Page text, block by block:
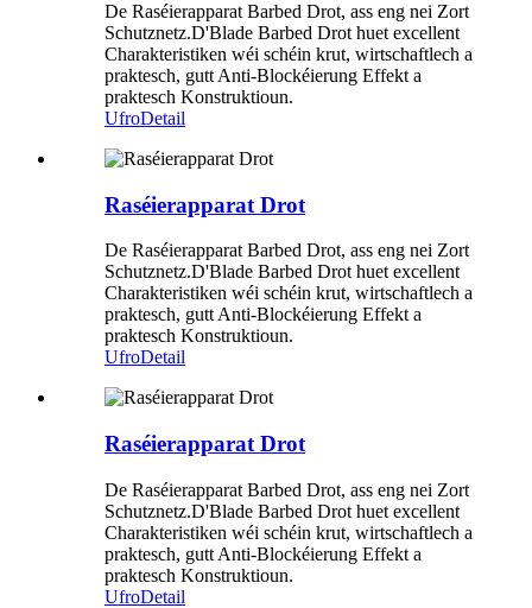
De Raséierapparat Barbed Drot, ass eng nei Zort
Schutznetz.D'Blade Barbed Drot huet excellent
Charakteristiken wéi schéin krut, wirtschaftlech a
praktesch, gutt Anti-Blockéierung Effekt a
praktesch Konstruktioun.
UfroDetail
Raséierapparat Drot
De Raséierapparat Barbed Drot, ass eng nei Zort
Schutznetz.D'Blade Barbed Drot huet excellent
Charakteristiken wéi schéin krut, wirtschaftlech a
praktesch, gutt Anti-Blockéierung Effekt a
praktesch Konstruktioun.
UfroDetail
Raséierapparat Drot
De Raséierapparat Barbed Drot, ass eng nei Zort
Schutznetz.D'Blade Barbed Drot huet excellent
Charakteristiken wéi schéin krut, wirtschaftlech a
praktesch, gutt Anti-Blockéierung Effekt a
praktesch Konstruktioun.
UfroDetail